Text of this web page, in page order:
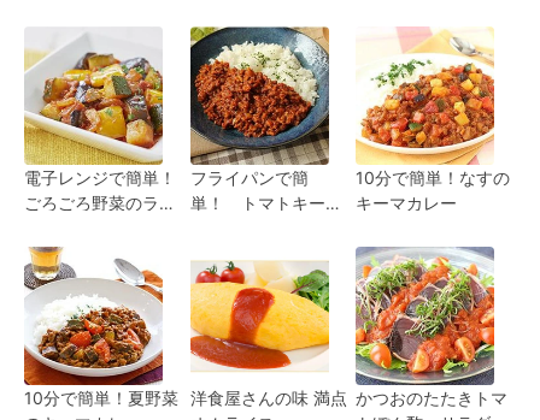
電子レンジで簡単！
ごろごろ野菜のラタ
フライパンで簡
単！ トマトキーマ
10分で簡単！なすの
キーマカレー
10分で簡単！夏野菜 洋食屋さんの味 満点
かつおのたたきトマ